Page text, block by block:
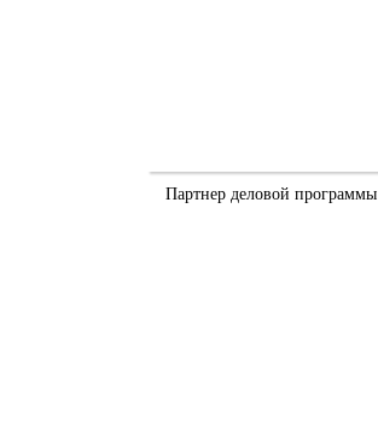
Партнер деловой программы